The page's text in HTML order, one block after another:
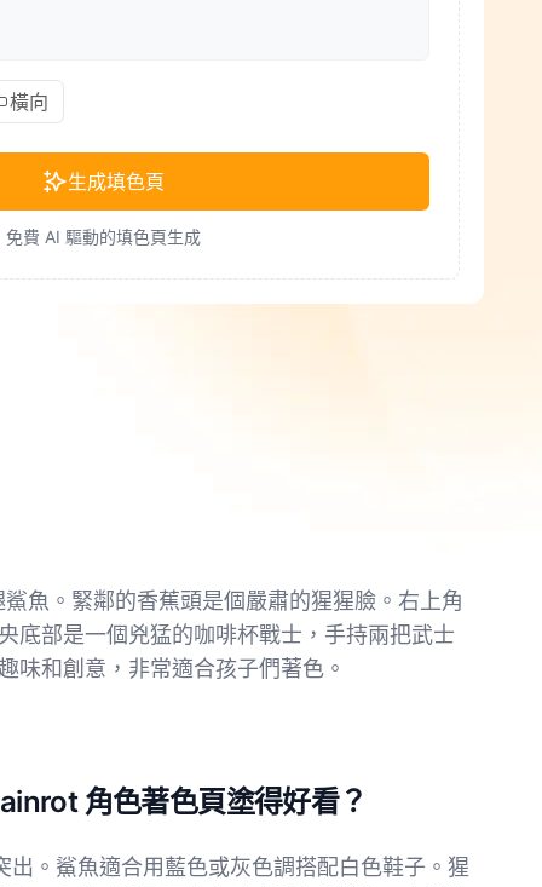
橫向
生成填色頁
免費 AI 驅動的填色頁生成
魚。緊鄰的香蕉頭是個嚴肅的猩猩臉。右上角
底部是一個兇猛的咖啡杯戰士，手持兩把武士
味和創意，非常適合孩子們著色。
角色著色頁塗得好看？
。鯊魚適合用藍色或灰色調搭配白色鞋子。猩